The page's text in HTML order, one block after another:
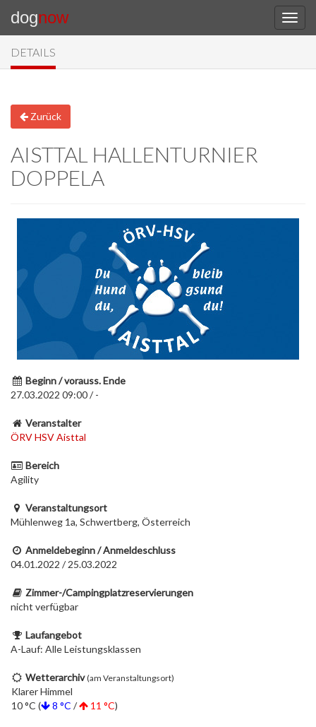
dognow
DETAILS
Zurück
AISTTAL HALLENTURNIER
DOPPELA
Beginn / vorauss. Ende
27.03.2022 09:00 / -
Veranstalter
ÖRV HSV Aisttal
Bereich
Agility
Veranstaltungsort
Mühlenweg 1a, Schwertberg, Österreich
Anmeldebeginn / Anmeldeschluss
04.01.2022 / 25.03.2022
Zimmer-/Campingplatzreservierungen
nicht verfügbar
Laufangebot
A-Lauf: Alle Leistungsklassen
Wetterarchiv (am Veranstaltungsort)
Klarer Himmel
10 °C (
8 °C / 11 °C)